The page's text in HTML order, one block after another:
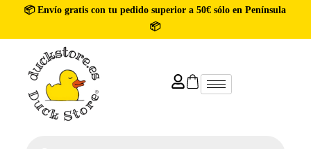
📦 Envío gratis con tu pedido superior a 50€ sólo en Península
📦